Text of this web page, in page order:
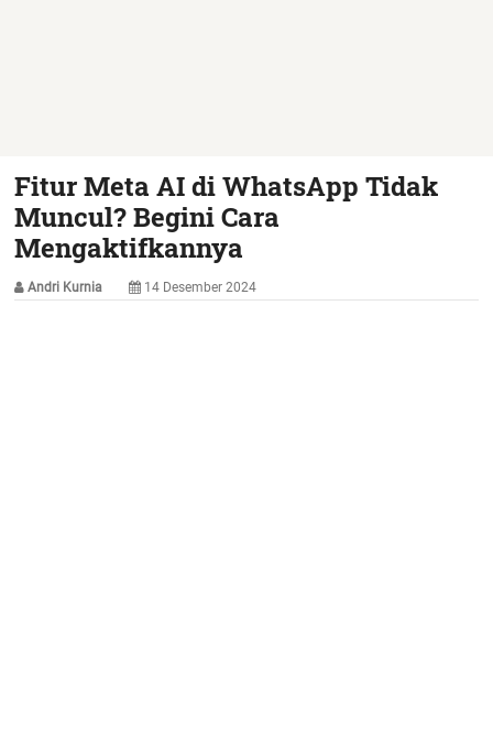
Fitur Meta AI di WhatsApp Tidak
Muncul? Begini Cara
Mengaktifkannya
Andri Kurnia 14 Desember 2024